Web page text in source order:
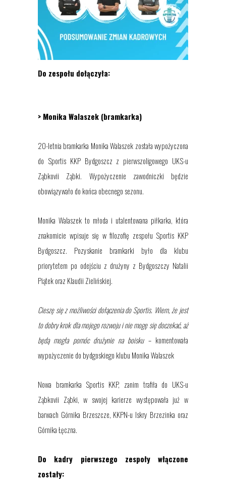
Do zespołu dołączyła:
> Monika Walaszek (bramkarka)
20-letnia bramkarka Monika Walaszek została wypożyczona
do Sportis KKP Bydgoszcz z pierwszoligowego UKS-u
Ząbkovii Ząbki. Wypożyczenie zawodniczki będzie
obowiązywało do końca obecnego sezonu.
Monika Walaszek to młoda i utalentowana piłkarka, która
znakomicie wpisuje się w filozofię zespołu Sportis KKP
Bydgoszcz. Pozyskanie bramkarki było dla klubu
priorytetem po odejściu z drużyny z Bydgoszczy Natalii
Piątek oraz Klaudii Zielińskiej.
Cieszę się z możliwości dołączenia do Sportis. Wiem, że jest
to dobry krok dla mojego rozwoju i nie mogę się doczekać, aż
będą mogła pomóc drużynie na boisku –komentowała
wypożyczenie do bydgoskiego klubu Monika Walaszek
Nowa bramkarka Sportis KKP, zanim trafiła do UKS-u
Ząbkovii Ząbki, w swojej karierze występowała już w
barwach Górnika Brzeszcze, KKPN-u Iskry Brzezinka oraz
Górnika Łęczna.
Do kadry pierwszego zespoły włączone
zostały: